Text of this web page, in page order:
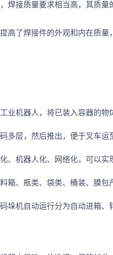
焊接质量要求相当高，其质量
高了焊接件的外观和内在质
业机器人，将已装入容器的
多层，然后推出，便于叉车
、机器人化、网络化，可以
箱、瓶类、袋类、桶装、膜
垛机自动运行分为自动进箱、